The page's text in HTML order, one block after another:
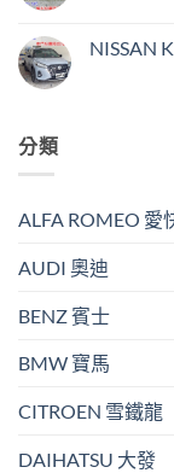
NISSAN
分類
ALFA ROMEO 愛
AUDI 奧迪
BENZ 賓士
BMW 寶馬
CITROEN 雪鐵龍
DAIHATSU 大發